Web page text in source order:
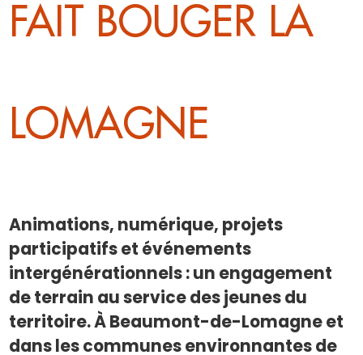
FAIT BOUGER LA
LOMAGNE
Animations, numérique, projets
participatifs et événements
intergénérationnels : un engagement
de terrain au service des jeunes du
territoire. À Beaumont-de-Lomagne et
dans les communes environnantes de